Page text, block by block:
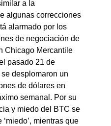
a la
algunas correcciones
alarmado por los
de negociación de
Chicago Mercantile
pasado 21 de
desplomaron un
de dólares en
semanal. Por su
y miedo del BTC se
mientras que